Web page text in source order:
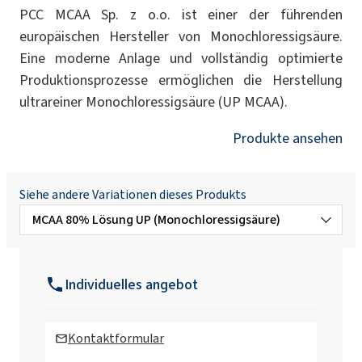
PCC MCAA Sp. z o.o. ist einer der führenden
europäischen Hersteller von Monochloressigsäure.
Eine moderne Anlage und vollständig optimierte
Produktionsprozesse ermöglichen die Herstellung
ultrareiner Monochloressigsäure (UP MCAA).
Produkte ansehen
Siehe andere Variationen dieses Produkts
MCAA 80% Lösung UP (Monochloressigsäure)
Individuelles angebot
Kontaktformular